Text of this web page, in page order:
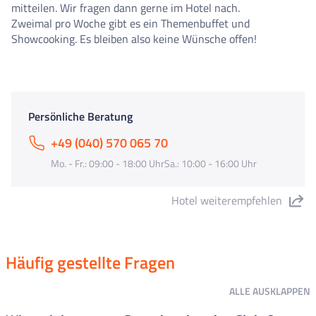
mitteilen. Wir fragen dann gerne im Hotel nach.
Zweimal pro Woche gibt es ein Themenbuffet und
Showcooking. Es bleiben also keine Wünsche offen!
Persönliche Beratung
+49 (040) 570 065 70
Mo. - Fr.: 09:00 - 18:00 UhrSa.: 10:00 - 16:00 Uhr
Hotel weiterempfehlen
Häufig gestellte Fragen
ALLEAUSKLAPPEN